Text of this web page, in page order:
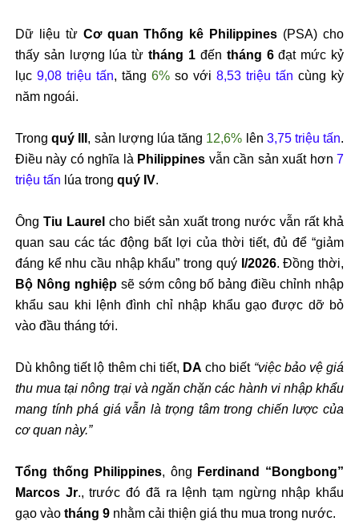
Dữ liệu từ Cơ quan Thống kê Philippines (PSA) cho
thấy sản lượng lúa từtháng 1 đến tháng 6đạt mức kỷ
lục 9,08 triệu tấn, tăng 6% so với8,53 triệu tấn cùng kỳ
năm ngoái.
Trongquý III , sản lượng lúa tăng 12,6% lên 3,75 triệu tấn.
Điều này có nghĩa là Philippines vẫn cần sản xuất hơn7
triệu tấn lúa trong quý IV.
Ông Tiu Laurel cho biết sản xuất trong nước vẫn rất khả
quan sau các tác động bất lợi của thời tiết, đủ để “giảm
đáng kể nhu cầu nhập khẩu” trong quýI/2026. Đồng thời,
Bộ Nông nghiệpsẽ sớm công bố bảng điều chỉnh nhập
khẩu sau khi lệnh đình chỉ nhập khẩu gạo được dỡ bỏ
vào đầu tháng tới.
Dù không tiết lộ thêm chi tiết, DA cho biết “việc bảo vệ giá
thu mua tại nông trại và ngăn chặn các hành vi nhập khẩu
mang tính phá giá vẫn là trọng tâm trong chiến lược của
cơ quan này.”
Tổng thống Philippines, ông Ferdinand “Bongbong”
Marcos Jr., trước đó đã ra lệnh tạm ngừng nhập khẩu
gạo vào tháng 9nhằm cải thiện giá thu mua trong nước.